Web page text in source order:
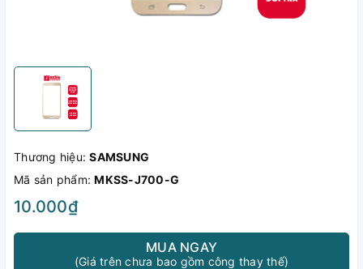
Thương hiệu:SAMSUNG
Mã sản phẩm:MKSS-J700-G
10.000₫
MUA NGAY
(Giá trên chưa bao gồm công thay thế)